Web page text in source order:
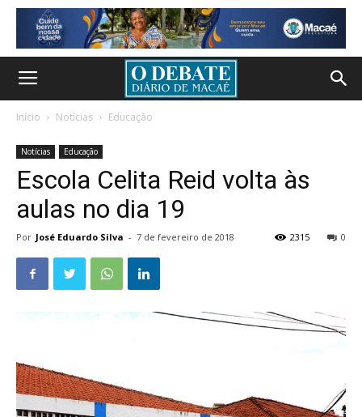
Início Notícias Educação
Notícias Educação
Escola Celita Reid volta às
aulas no dia 19
Por José Eduardo Silva - 7 de fevereiro de 2018 0
2315